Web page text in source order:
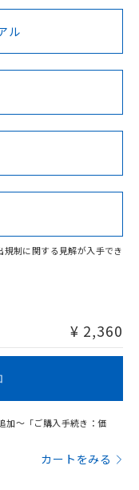
に、以下を必ずお読
Cd Cr(VI)
ります。
BV型式承認
（フランス
KR型式
（韓国
No No
/適合状況ページへ
からご検索ください
ル
規制に関する見解が入手でき
¥ 2,360
加～「ご購入手続き：価
カートをみる